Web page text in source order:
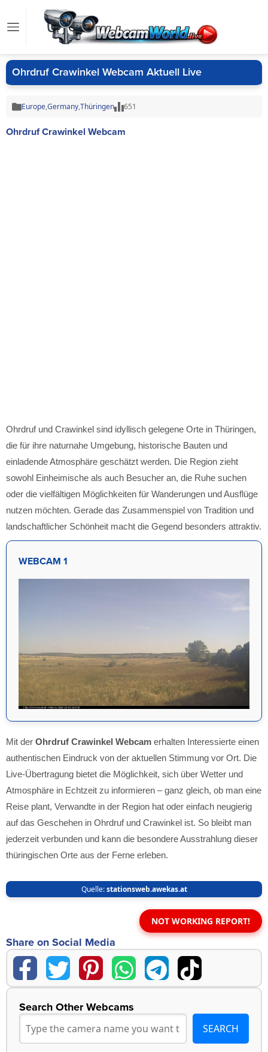
Ohrdruf Crawinkel Webcam Aktuell Live
Europe,Germany,Thüringen 651
Ohrdruf Crawinkel Webcam
Ohrdruf und Crawinkel sind idyllisch gelegene Orte in Thüringen,
die für ihre naturnahe Umgebung, historische Bauten und
einladende Atmosphäre geschätzt werden. Die Region zieht
sowohl Einheimische als auch Besucher an, die Ruhe suchen
oder die vielfältigen Möglichkeiten für Wanderungen und Ausflüge
nutzen möchten. Gerade das Zusammenspiel von Tradition und
landschaftlicher Schönheit macht die Gegend besonders attraktiv.
WEBCAM 1
Mit der Ohrdruf Crawinkel Webcam erhalten Interessierte einen
authentischen Eindruck von der aktuellen Stimmung vor Ort. Die
Live-Übertragung bietet die Möglichkeit, sich über Wetter und
Atmosphäre in Echtzeit zu informieren – ganz gleich, ob man eine
Reise plant, Verwandte in der Region hat oder einfach neugierig
auf das Geschehen in Ohrdruf und Crawinkel ist. So bleibt man
jederzeit verbunden und kann die besondere Ausstrahlung dieser
thüringischen Orte aus der Ferne erleben.
Quelle:stationsweb.awekas.at
NOT WORKING REPORT!
Share on Social Media
Search Other Webcams